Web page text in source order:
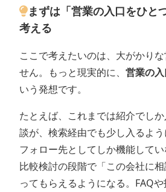
まずは「営業の入口をひと
考える
ここで考えたいのは、大がかり
せん。もっと現実的に、 営業の
いう発想です。
たとえば、これまでは紹介でし
談が、検索経由でも少し入るよ
フォロー先としてしか機能してい
比較検討の段階で「この会社に
ってもらえるようになる。FAQ